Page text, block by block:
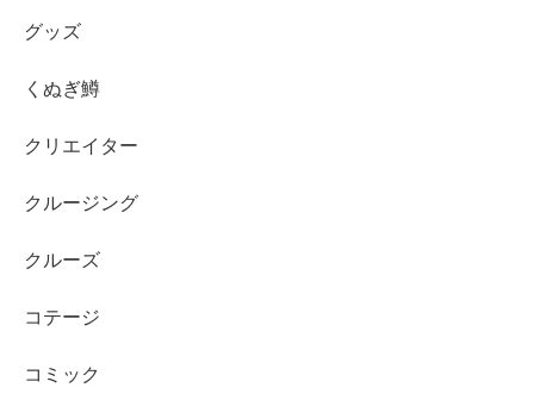
グッズ
くぬぎ鱒
クリエイター
クルージング
クルーズ
コテージ
コミック